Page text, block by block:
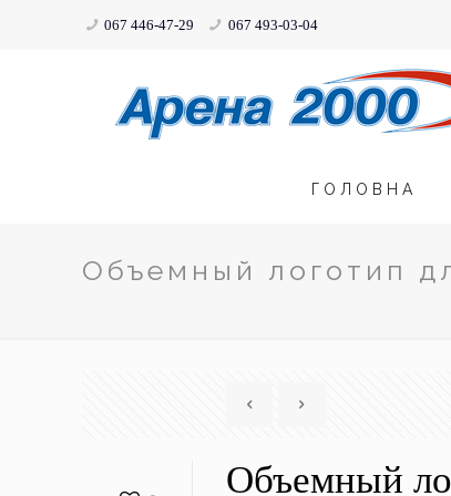
067 446-47-29 067 493-03-04
ГОЛОВНА
Объемный логотип
Объемный